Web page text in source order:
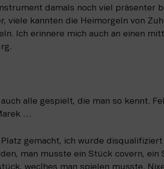
damals noch viel präsenter
viele kannten die Heimorgeln von
Ich erinnere mich auch an einen
alle gespielt, die man so kennt.
…
gemacht, ich wurde
man musste ein Stück covern, ein
weclhes man spielen musste.